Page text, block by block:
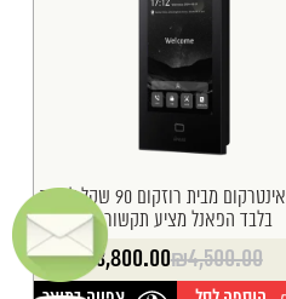
פנל אינטרקום מבית רוזקום 90 שקל לדירה
בלבד הפאנל מציע תקשורת...
₪4,500.00
המחיר
המקורי
₪3,800.00
המחיר
הנוכחי